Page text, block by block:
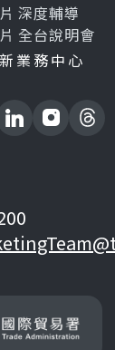
深度輔導
全台說明會
業務中心